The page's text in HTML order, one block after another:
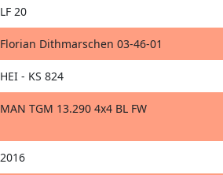
LF 20
Florian Dithmarschen 03-46-01
HEI - KS 824
MAN TGM 13.290 4x4 BL FW
2016